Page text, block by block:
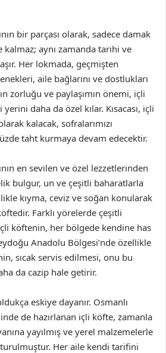
bir parçası olarak, sadece damak
kalmaz; aynı zamanda tarihi ve
Her lokmada, geçmişten
aile bağlarını ve dostlukları
zorluğu ve paylaşımın önemi, içli
daha da özel kılar. Kısacası, içli
kalacak, sofralarımızı
taht kurmaya devam edecektir.
en sevilen ve özel lezzetlerinden
bulgur, un ve çeşitli baharatlarla
kıyma, ceviz ve soğan konularak
Farklı yörelerde çeşitli
köftenin, her bölgede kendine has
Anadolu Bölgesi’nde özellikle
sıcak servis edilmesi, onu bu
da cazip hale getirir.
eskiye dayanır. Osmanlı
de hazırlanan içli köfte, zamanla
yayılmış ve yerel malzemelerle
Her aile kendi tarifini